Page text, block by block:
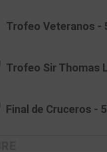
Trofeo Veteranos -
Trofeo Sir Thomas
Final de Cruceros -